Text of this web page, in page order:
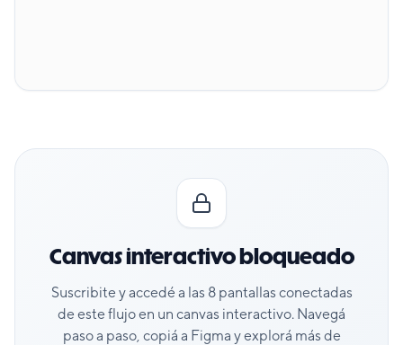
Canvas interactivo bloqueado
Suscribite y accedé a las 8pantallas conectadas
de este flujo en un canvas interactivo. Navegá
paso a paso, copiá a Figma y explorá más de